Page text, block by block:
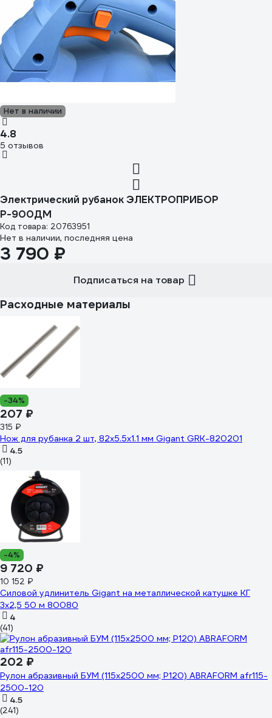
Нет в наличии
4.8
5 отзывов
Электрический рубанок ЭЛЕКТРОПРИБОР
Р-900ДМ
Код товара: 20763951
Нет в наличии, последняя цена
3 790 ₽
Подписаться на товар
Расходные материалы
-34%
207 ₽
315 ₽
Нож для рубанка 2 шт, 82х5.5х1.1 мм Gigant GRK-820201
4.5
(11)
-4%
9 720 ₽
10 152 ₽
Силовой удлинитель Gigant на металлической катушке КГ
3x2,5 50 м 80080
4
(41)
202 ₽
Рулон абразивный БУМ (115x2500 мм; P120) ABRAFORM afr115-
2500-120
4.5
(241)